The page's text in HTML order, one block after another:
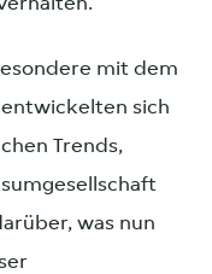
mit dem
sich
Trends,
was nun